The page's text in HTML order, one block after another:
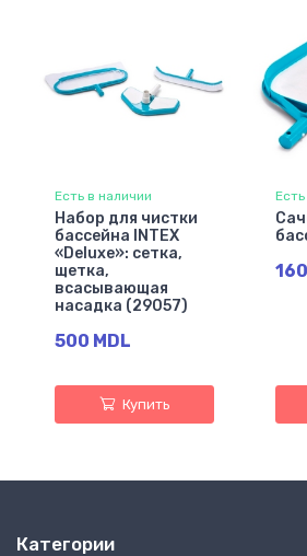
Есть в наличии
Набор для чистки
бассейна INTEX
«Deluxe»: сетка,
щетка,
всасывающая
насадка (29057)
500 MDL
Купить
Категории